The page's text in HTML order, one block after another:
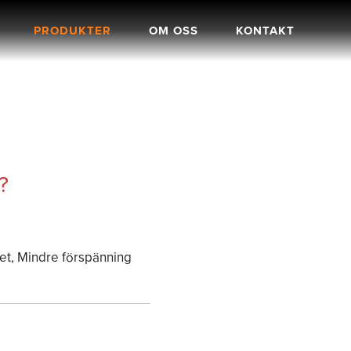
PRODUKTER OM OSS KONTAKT
Mindre förspänning